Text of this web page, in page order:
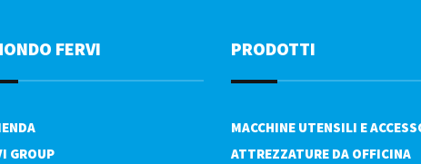
FERVI
GROUP
PRODOTTI
MACCHINE UTENSILI E
ATTREZZATURE DA OFFICINA